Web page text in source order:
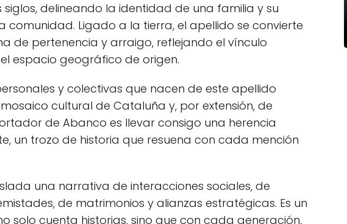
siglos, delineando la identidad de una familia y su
comunidad. Ligado a la tierra, el apellido se convierte
de pertenencia y arraigo, reflejando el vínculo
espacio geográfico de origen.
y colectivas que nacen de este apellido
cultural de Cataluña y, por extensión, de
de Abanco es llevar consigo una herencia
un trozo de historia que resuena con cada mención
una narrativa de interacciones sociales, de
de matrimonios y alianzas estratégicas. Es un
solo cuenta historias, sino que con cada generación,